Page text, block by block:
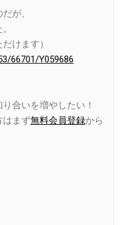
が、
けます）
66701/Y059686
合いを増やしたい！
まず無料会員登録から